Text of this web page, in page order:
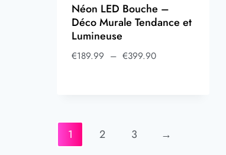
Néon LED Bouche –
Déco Murale Tendance et
Lumineuse
€189.99 – €399.90
1 2 3 →